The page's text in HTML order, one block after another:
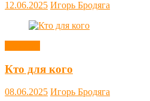
12.06.2025 Игорь Бродяга
Кто для кого
08.06.2025 Игорь Бродяга